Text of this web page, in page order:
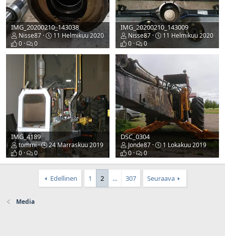
IMG_20200210_143038
Nisse87
11 Helmikuu 2020
0
0
IMG_20200210_143009
Nisse87
11 Helmikuu 2020
0
0
IMG_4189
tommi
24 Marraskuu 2019
0
0
DSC_0304
Jonde87
1 Lokakuu 2019
0
0
Edellinen 1 2 ... 307 Seuraava
Media